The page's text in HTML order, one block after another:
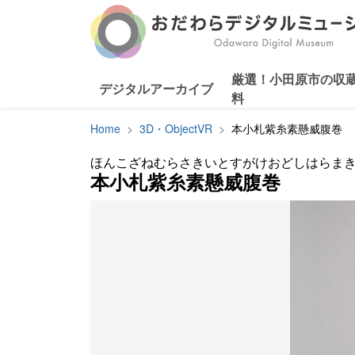
デジタルアーカイブ
厳選！小田原市の収
料
Home 3D・ObjectVR 本小札紫糸素懸威腹巻
ほんこざねむらさきいとすがけおどしはらま
本小札紫糸素懸威腹巻